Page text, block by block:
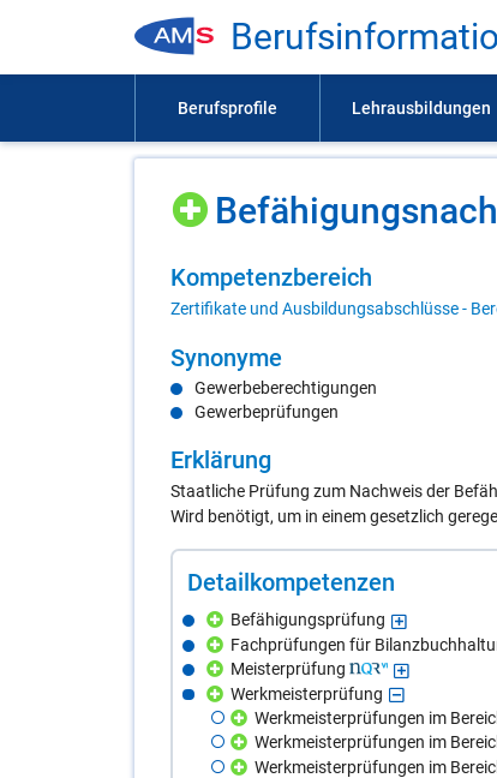
Kom­pe­tenz­be­reich
Zertifikate und Ausbildungsabschlüsse -
Syn­ony­me
Gewerbeberechtigungen
Gewerbeprüfungen
Er­klä­rung
Staatliche Prüfung zum Nachweis der
Wird benötigt, um in einem gesetzlich
De­tail­kom­pe­ten­zen
Befähigungsprüfung
Fachprüfungen für
Meisterprüfung
Werkmeisterprüfung
Werkmeisterprüfungen im
Werkmeisterprüfungen im
Werkmeisterprüfungen im